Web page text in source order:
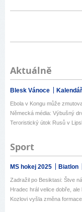
Aktuálně
Blesk Vánoce
Ebola v Kongu může
Německá média: Výbušný
Teroristický útok Rusů v
Sport
MS hokej 2025 Biatlon
Zadražil po Besiktasi: Štve
Hradec hrál velice dobře, ale
Kozlovi vyšla změna